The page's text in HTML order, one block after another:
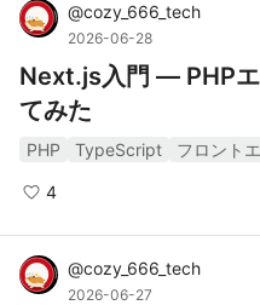
@cozy_666_tech
2026-06-28
Next.js入門 — PHP
てみた
PHP TypeScript フロント
4
@cozy_666_tech
2026-06-27